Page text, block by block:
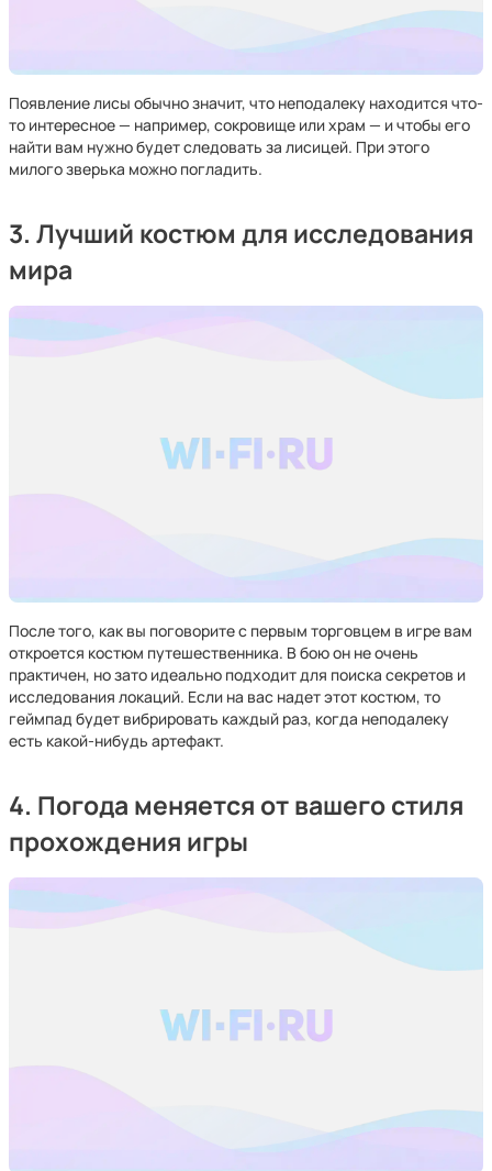
Появление лисы обычно значит, что неподалеку находится что-
то интересное — например, сокровище или храм — и чтобы его
найти вам нужно будет следовать за лисицей. При этого
милого зверька можно погладить.
3. Лучший костюм для исследования
мира
После того, как вы поговорите с первым торговцем в игре вам
откроется костюм путешественника. В бою он не очень
практичен, но зато идеально подходит для поиска секретов и
исследования локаций. Если на вас надет этот костюм, то
геймпад будет вибрировать каждый раз, когда неподалеку
есть какой-нибудь артефакт.
4. Погода меняется от вашего стиля
прохождения игры